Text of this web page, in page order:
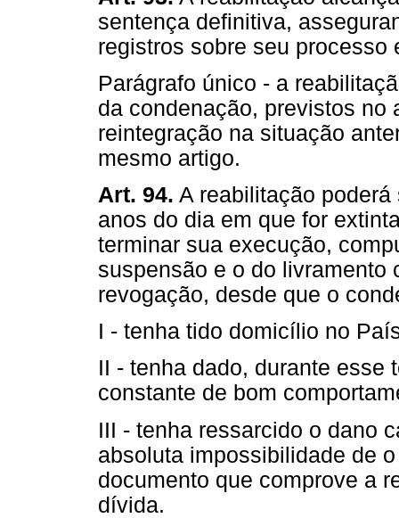
sentença definitiva,
registros sobre seu processo
Parágrafo único - a
da condenação, previstos no
reintegração na situação
mesmo artigo.
Art. 94. A reabilitação
anos do dia em que for
terminar sua execução,
suspensão e o do livramento
revogação, desde que o
I - tenha tido domicílio no
II - tenha dado, durante esse
constante de bom
III - tenha ressarcido o dano
absoluta impossibilidade de
documento que comprove a
dívida.